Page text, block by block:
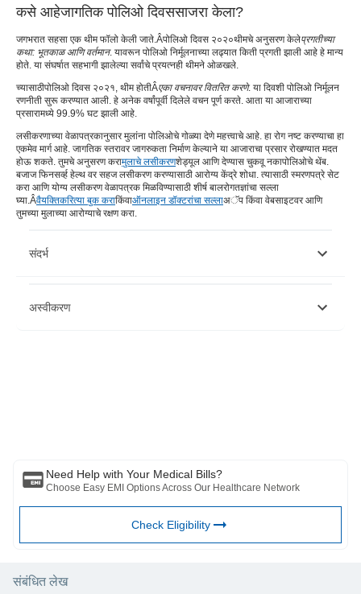
कसे आहेजागतिक पोलिओ दिवससाजरा केला?
जगभरात सहसा एक थीम फॉलो केली जाते.Âपोलिओ दिवस २०२०थीमचे अनुसरण केलेप्रगतीच्या
कथा: भूतकाळ आणि वर्तमान. यावरून पोलिओ निर्मूलनाच्या लढ्यात किती प्रगती झाली आहे हे मान्य
होते. या संघर्षात सहभागी झालेल्या सर्वांचे प्रयत्नही थीमने ओळखले.
च्यासाठीपोलिओ दिवस २०२१ , थीम होतीÂएका वचनावर वितरित करणे. या दिवशी पोलिओ निर्मूलन
रणनीती सुरू करण्यात आली. हे अनेक वर्षांपूर्वी दिलेले वचन पूर्ण करते. आता या आजाराच्या
प्रसारामध्ये 99.9% घट झाली आहे
लसीकरणाच्या वेळापत्रकानुसार मुलांना पोलिओचे गोळ्या देणे महत्त्वाचे आहे. हा रोग नष्ट करण्याचा हा
एकमेव मार्ग आहे. जागतिक स्तरावर जागरुकता निर्माण केल्याने या आजाराचा प्रसार रोखण्यात मदत
होऊ शकते. तुमचे अनुसरण करामुलाचे लसीकरणशेड्यूल आणि देण्यास चुकवू नकापोलिओचे थेंब
बजाज फिनसर्व्ह हेल्थ वर सहज लसीकरण करण्यासाठी आरोग्य केंद्रे शोधा. त्यासाठी स्मरणपत्रे सेट
करा आणि योग्य लसीकरण वेळापत्रक मिळविण्यासाठी शीर्ष बालरोगतज्ञांचा सल्ला
घ्या.Âवैयक्तिकरित्या बुक कराकिंवाऑनलाइन डॉक्टरांचा सल्लाअॅप किंवा वेबसाइटवर आणि
तुमच्या मुलाच्या आरोग्याचे रक्षण करा.
संदर्भ
https://www.who.int/news-room/photo-story/photo-story-
अस्वीकरण
Need Help with Your Medical Bills?
Choose Easy EMI Options Across Our Healthcare Network
Check Eligibility
संबंधित लेख